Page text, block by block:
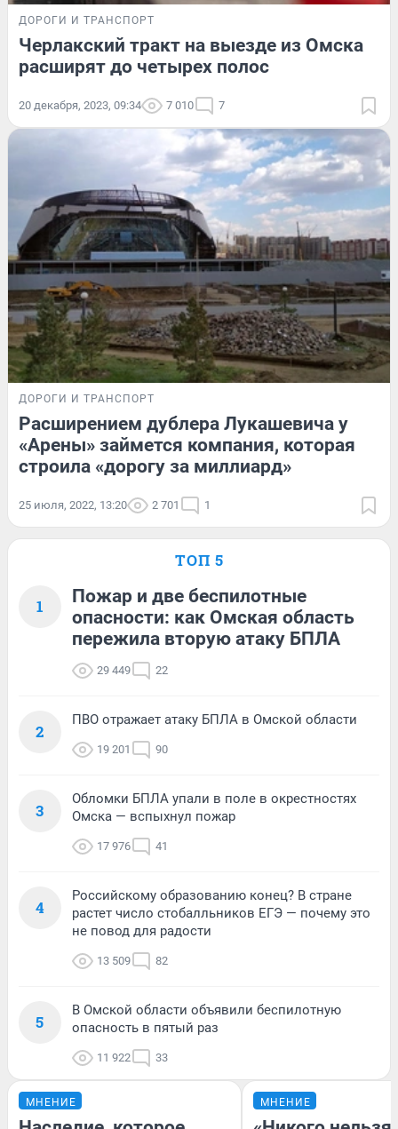
ДОРОГИ И ТРАНСПОРТ
Черлакский тракт на выезде из Омска
расширят до четырех полос
20 декабря, 2023, 09:34 7 010 7
ДОРОГИ И ТРАНСПОРТ
Расширением дублера Лукашевича у
«Арены» займется компания, которая
строила «дорогу за миллиард»
25 июля, 2022, 13:20 2 701 1
ТОП 5
1
Пожар и две беспилотные
опасности: как Омская область
пережила вторую атаку БПЛА
29 449 22
2
ПВО отражает атаку БПЛА в Омской области
19 201 90
3
Обломки БПЛА упали в поле в окрестностях
Омска — вспыхнул пожар
17 976 41
4
Российскому образованию конец? В стране
растет число стобалльников ЕГЭ — почему это
не повод для радости
13 509 82
5
В Омской области объявили беспилотную
опасность в пятый раз
11 922 33
МНЕНИЕ МНЕНИЕ